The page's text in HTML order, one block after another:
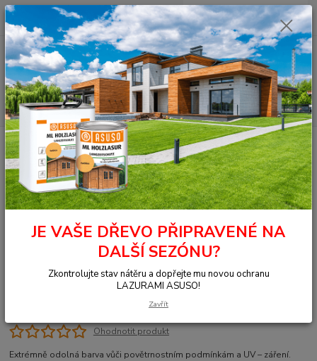
Menu
Hledat
+420 377 441 961 0ks
za 0,00 Kč
Úvod OSMO - přírodní oleje Na dřevo ven Fasády
Zahradní &
Fasádní lazura
7251 Zahradní and Fasádní lazura Palisandr 0,75 l
7251 Zahradní and Fasádní
lazura Palisandr 0,75 l
Ohodnotit produkt
Extrémně odolná barva vůči povětrnostním podmínkám a UV – záření.
JE VAŠE DŘEVO PŘIPRAVENÉ NA
DALŠÍ SEZÓNU?
Zkontrolujte stav nátěru a dopřejte mu novou ochranu
LAZURAMI ASUSO!
Zavřít